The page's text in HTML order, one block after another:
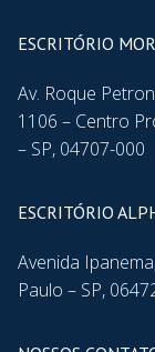
ESCRITÓRIO
Av. Roque
1106 – Centro
– SP, 04707-000
ESCRITÓRIO
Avenida
Paulo – SP,